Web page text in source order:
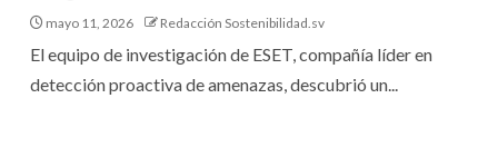
mayo 11, 2026 Redacción Sostenibilidad.sv
El equipo de investigación de ESET, compañía líder en
detección proactiva de amenazas, descubrió un...